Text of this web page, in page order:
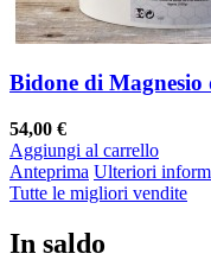
Bidone di
54,00 €
Aggiungi al carrello
Anteprima Ulteriori
Tutte le migliori vendite
In saldo